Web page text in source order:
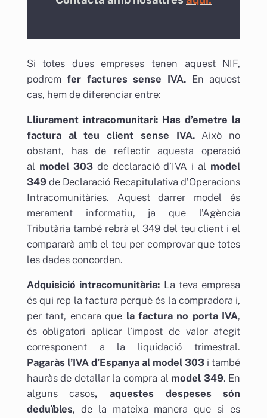
Si totes dues empreses tenen aquest NIF,
podremfer factures sense IVA. En aquest
cas, hem de diferenciar entre:
Lliurament intracomunitari: Has d’emetre la
factura al teu client sense IVA.Això no
obstant, has de reflectir aquesta operació
al model 303de declaració d’IVA i al model
349de Declaració Recapitulativa d’Operacions
Intracomunitàries. Aquest darrer model és
merament informatiu, ja que l’Agència
Tributària també rebrà el 349 del teu client i el
compararà amb el teu per comprovar que totes
les dades concorden.
Adquisició intracomunitària: La teva empresa
és qui rep la factura perquè és la compradora i,
per tant, encara que la factura no porta IVA,
és obligatori aplicar l’impost de valor afegit
corresponent a la liquidació trimestral.
Pagaràs l’IVA d’Espanya al model 303 i també
hauràs de detallar la compra al model 349. En
alguns casos, aquestes despeses són
deduïbles, de la mateixa manera que si es